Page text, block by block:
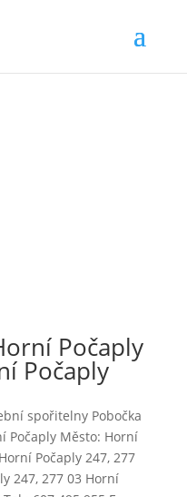
Počaply
Počaply
spořitelny Pobočka
Počaply Město: Horní
Počaply 247, 277
247, 277 03 Horní